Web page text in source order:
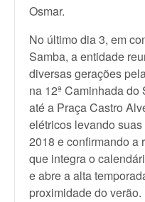
Osmar.
No último dia 3, em
Samba, a entidade
diversas gerações
na 12ª Caminhada
até a Praça Castro
elétricos levando
2018 e confirmando a
que integra o
e abre a alta
proximidade do verão.